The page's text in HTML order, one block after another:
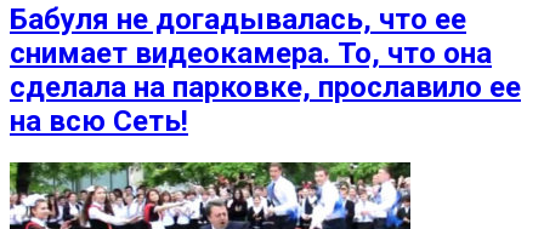
Бабуля не догадывалась, что ее
снимает видеокамера. То, что она
сделала на парковке, прославило ее
на всю Сеть!